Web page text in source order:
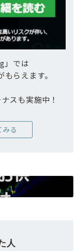
」では
らえます。
スも実施中！
みる
人